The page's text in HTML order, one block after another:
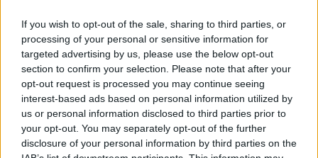
If you wish to opt-out of the sale, sharing to third parties, or
processing of your personal or sensitive information for
targeted advertising by us, please use the below opt-out
section to confirm your selection. Please note that after your
opt-out request is processed you may continue seeing
interest-based ads based on personal information utilized by
us or personal information disclosed to third parties prior to
your opt-out. You may separately opt-out of the further
disclosure of your personal information by third parties on the